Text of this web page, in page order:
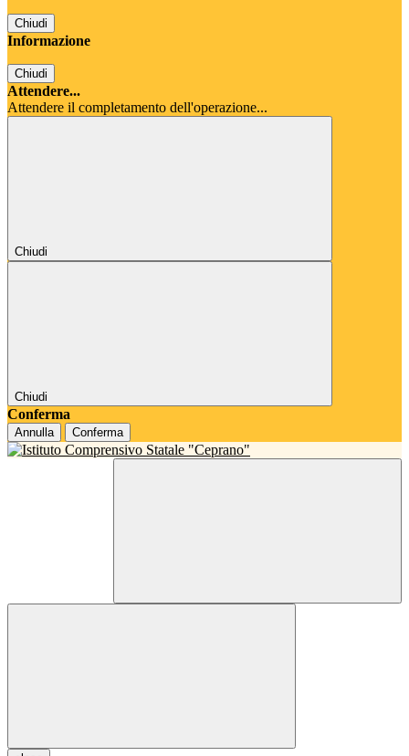
Chiudi
Informazione
Chiudi
Attendere...
Attendere il completamento dell'operazione...
Chiudi
Chiudi
Conferma
Annulla Conferma